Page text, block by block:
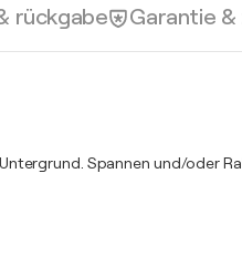
rückgabe Garantie &
Spannen und/oder